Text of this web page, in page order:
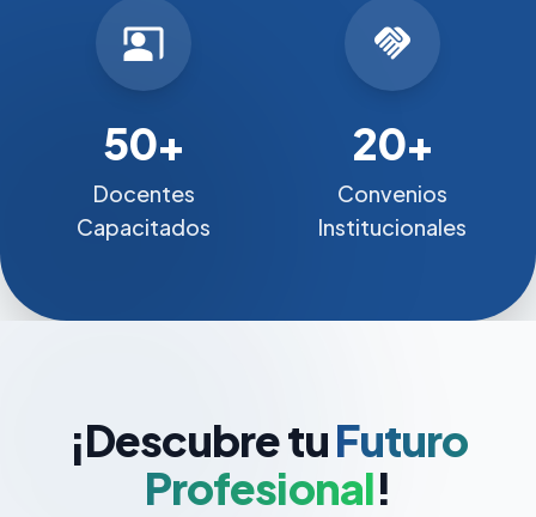
co_present
50+
Docentes
Capacitados
handshake
20+
Convenios
Institucionales
¡Descubre tuFuturo
Profesional!